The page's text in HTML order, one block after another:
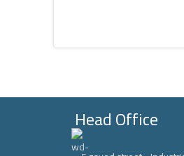
Head Office